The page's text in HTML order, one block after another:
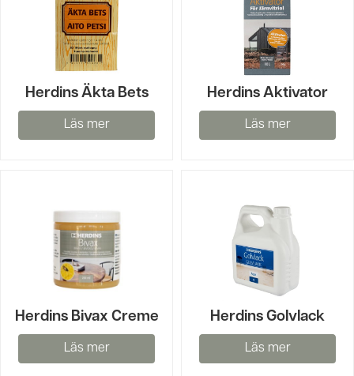
Herdins Äkta Bets
Läs mer
Herdins Aktivator
Läs mer
Herdins Bivax Creme
Läs mer
Herdins Golvlack
Läs mer